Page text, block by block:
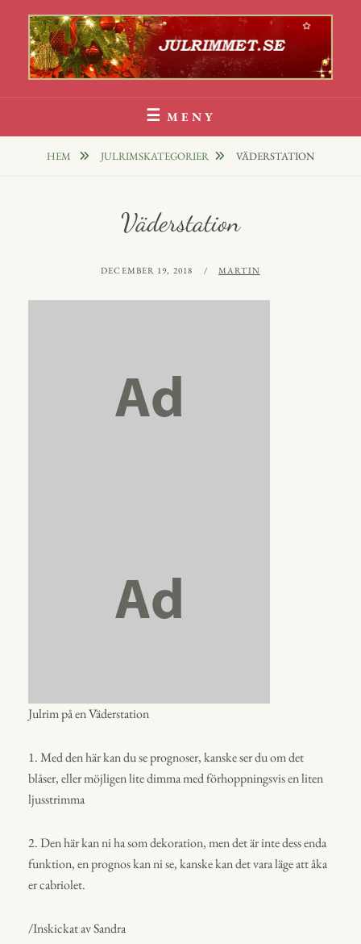
innehåll
Julrim Och Julklappsrim
MENY
HEM JULRIMSKATEGORIER VÄDERSTATION
Väderstation
PUBLICERAT
DECEMBER 19, 2018 AV
MARTIN
Julrim på en Väderstation
1.Med den här kan du se prognoser, kanske ser du om det
blåser, eller möjligen lite dimma med förhoppningsvis en liten
ljusstrimma
2.Den här kan ni ha som dekoration, men det är inte dess enda
funktion, en prognos kan ni se, kanske kan det vara läge att åka
er cabriolet.
/Inskickat av Sandra